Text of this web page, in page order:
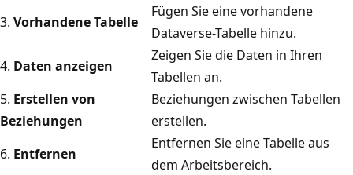
3. Vorhandene Tabelle
Fügen Sie eine vorhandene
Dataverse-Tabelle hinzu.
4. Daten anzeigen
Zeigen Sie die Daten in Ihren
Tabellen an.
5. Erstellen von
Beziehungen
Beziehungen zwischen Tabellen
erstellen.
6. Entfernen
Entfernen Sie eine Tabelle aus
dem Arbeitsbereich.